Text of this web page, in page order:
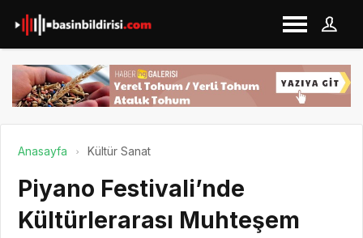
Anasayfa Kültür Sanat
Piyano Festivali’nde
Kültürlerarası Muhteşem